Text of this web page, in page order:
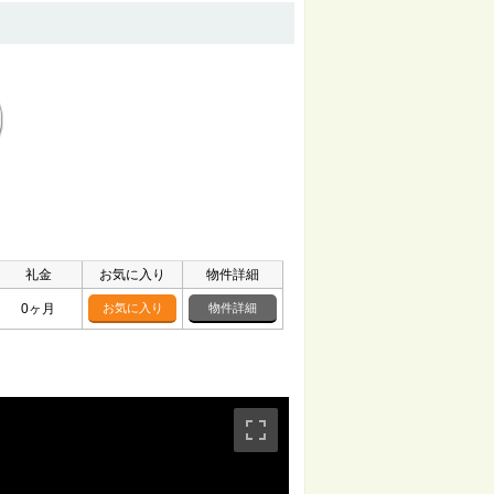
礼金 お気に入り 物件詳細
0ヶ月 お気に入り 物件詳細